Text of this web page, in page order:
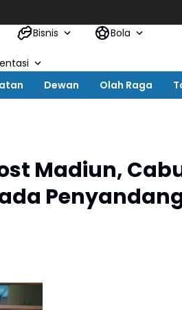
Bisnis Bola
Dewan Olah Raga
Madiun,